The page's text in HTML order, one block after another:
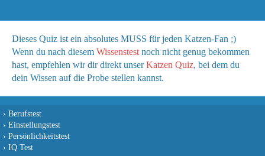
Dieses Quiz ist ein absolutes MUSS für jeden Katzen-Fan ;)
Wenn du nach diesem Wissenstest noch nicht genug bekommen
hast, empfehlen wir dir direkt unserKatzen Quiz, bei dem du
dein Wissen auf die Probe stellen kannst.
› Berufstest
› Einstellungstest
› Persönlichkeitstest
› IQ Test